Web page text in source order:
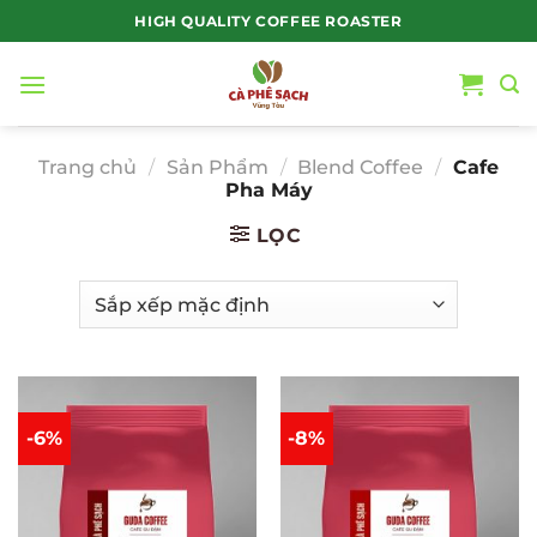
qua
nội
HIGH QUALITY COFFEE ROASTER
Trang chủ / Sản Phẩm / Blend Coffee / Cafe
Pha Máy
LỌC
-6% -8%